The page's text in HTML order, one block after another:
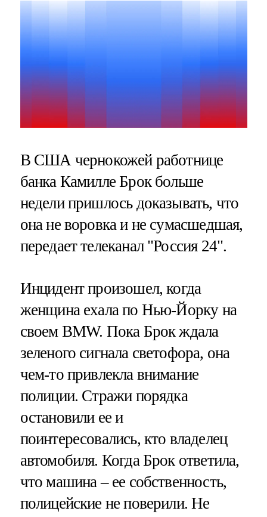
В США чернокожей работнице
банка Камилле Брок больше
недели пришлось доказывать, что
она не воровка и не сумасшедшая,
передает телеканал "Россия 24".
Инцидент произошел, когда
женщина ехала по Нью-Йорку на
своем BMW. Пока Брок ждала
зеленого сигнала светофора, она
чем-то привлекла внимание
полиции. Стражи порядка
остановили ее и
поинтересовались, кто владелец
автомобиля. Когда Брок ответила,
что машина – ее собственность,
полицейские не поверили. Не